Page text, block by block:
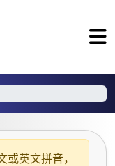
或英文拼音，